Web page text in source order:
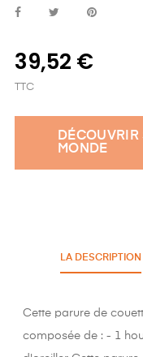
39,52 €
TTC
DÉCOUVRIR
MONDE
LA DESCRIPTION
Cette parure de
composée de : - 1